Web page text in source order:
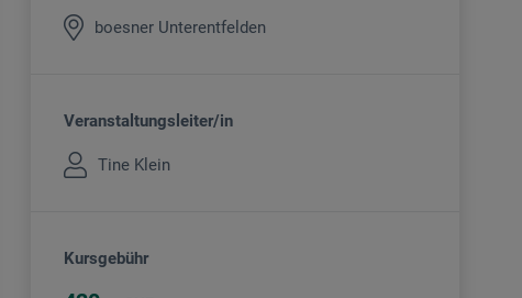
boesner Unterentfelden
Veranstaltungsleiter/in
Tine Klein
Kursgebühr